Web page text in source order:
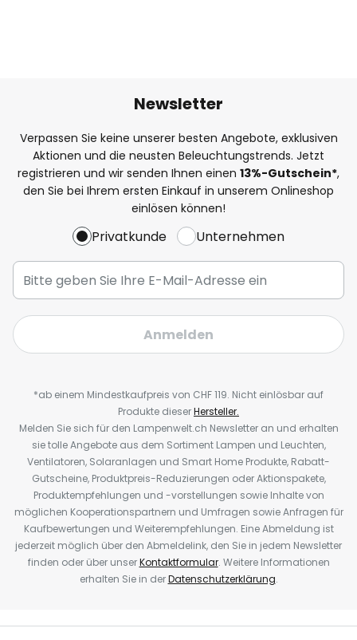
Newsletter
Verpassen Sie keine unserer besten Angebote, exklusiven
Aktionen und die neusten Beleuchtungstrends. Jetzt
registrieren und wir senden Ihnen einen 13%-Gutschein*,
den Sie bei Ihrem ersten Einkauf in unserem Onlineshop
einlösen können!
Privatkunde Unternehmen
Anmelden
*ab einem Mindestkaufpreis von CHF 119. Nicht einlösbar auf
Produkte dieserHersteller.
Melden Sie sich für den Lampenwelt.ch Newsletter an und erhalten
sie tolle Angebote aus dem Sortiment Lampen und Leuchten,
Ventilatoren, Solaranlagen und Smart Home Produkte, Rabatt-
Gutscheine, Produktpreis-Reduzierungen oder Aktionspakete,
Produktempfehlungen und -vorstellungen sowie Inhalte von
möglichen Kooperationspartnern und Umfragen sowie Anfragen für
Kaufbewertungen und Weiterempfehlungen. Eine Abmeldung ist
jederzeit möglich über den Abmeldelink, den Sie in jedem Newsletter
finden oder über unserKontaktformular. Weitere Informationen
erhalten Sie in derDatenschutzerklärung.